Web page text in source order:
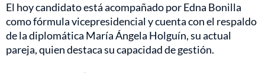
El hoy candidato está acompañado por Edna Bonilla
como fórmula vicepresidencial y cuenta con el respaldo
de la diplomática María Ángela Holguín, su actual
pareja, quien destaca su capacidad de gestión.